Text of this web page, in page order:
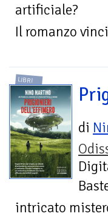
artificiale?
Il romanzo
LIBRI
di
intricato